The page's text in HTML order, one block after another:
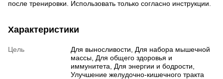
после тренировки. Использовать только согласно инструкции.
Характеристики
Цель
Для выносливости, Для набора мышечной
массы, Для общего здоровья и
иммунитета, Для энергии и бодрости,
Улучшение желудочно-кишечного тракта